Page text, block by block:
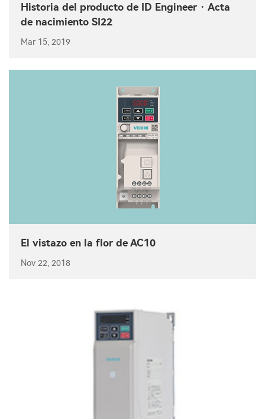
Historia del producto de ID Engineer · Acta
de nacimiento SI22
Mar 15, 2019
El vistazo en la flor de AC10
Nov 22, 2018